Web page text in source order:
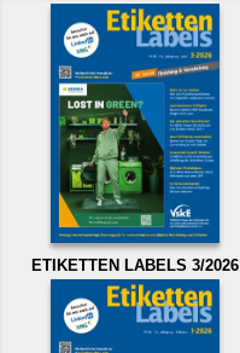
ETIKETTEN LABELS 3/2026